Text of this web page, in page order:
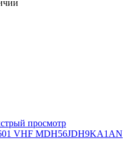
просмотр
VHF MDH56JDH9KA1AN